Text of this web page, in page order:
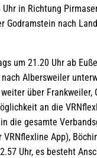
in Richtung
Godramstein nach
um 21.20 Uhr ab
Albersweiler
über Frankweiler,
an die
die gesamte
VRNflexline App),
Uhr, es besteht